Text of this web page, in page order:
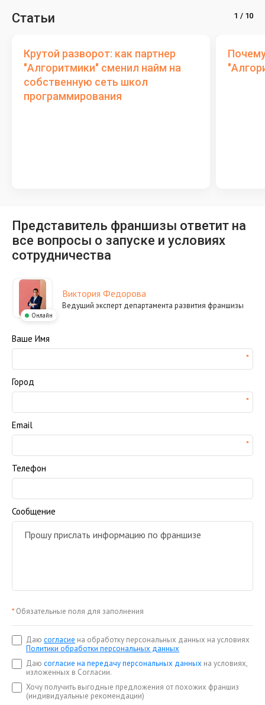
Статьи
Крутой разворот: как партнер
"Алгоритмики" сменил найм на
собственную сеть школ
программирования
Представитель франшизы ответит на
все вопросы о запуске и условиях
сотрудничества
Онлайн
Виктория Федорова
Ведущий эксперт департамента развития франшизы
Ваше Имя
Город
Email
Телефон
Сообщение
* Обязательные поля для заполнения
Даю согласие на обработку персональных данных на условиях
Политики обработки персональных данных
Даю согласие на передачу персональных данных на условиях,
изложенных в Согласии.
Хочу получить выгодные предложения от похожих франшиз
(индивидуальные рекомендации)